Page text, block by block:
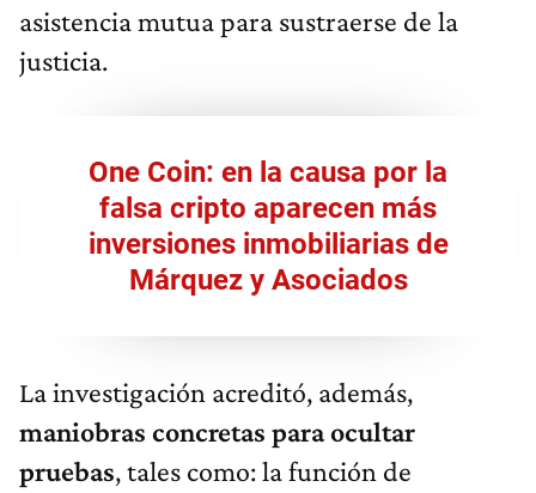
asistencia mutua para sustraerse de la
justicia.
One Coin: en la causa por la
falsa cripto aparecen más
inversiones inmobiliarias de
Márquez y Asociados
La investigación acreditó, además,
maniobras concretas para ocultar
pruebas, tales como: la función de